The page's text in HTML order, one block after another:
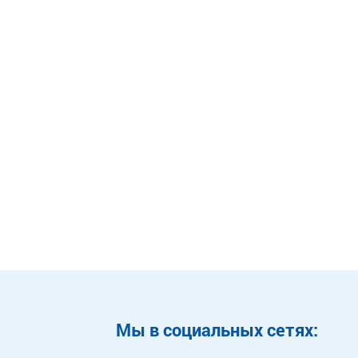
Mы в социальных сетях: